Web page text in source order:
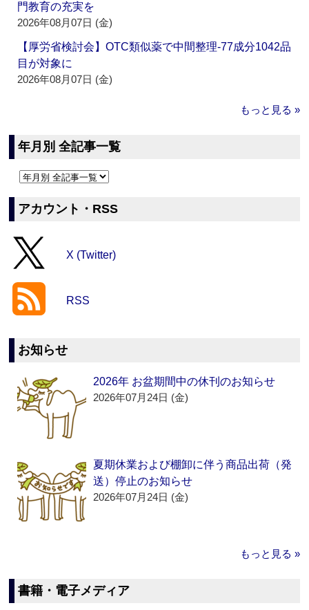
門教育の充実を
2026年08月07日 (金)
【厚労省検討会】OTC類似薬で中間整理‐77成分1042品
目が対象に
2026年08月07日 (金)
もっと見る »
年月別 全記事一覧
アカウント・RSS
X (Twitter)
RSS
お知らせ
2026年 お盆期間中の休刊のお知らせ
2026年07月24日 (金)
夏期休業および棚卸に伴う商品出荷（発
送）停止のお知らせ
2026年07月24日 (金)
もっと見る »
書籍・電子メディア